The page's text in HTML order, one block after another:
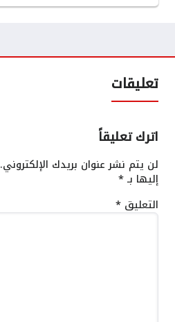
تعليقات
اترك تعليقاً
لن يتم نشر عنوان بريدك الإلكتروني.
إليها بـ*
التعليق *